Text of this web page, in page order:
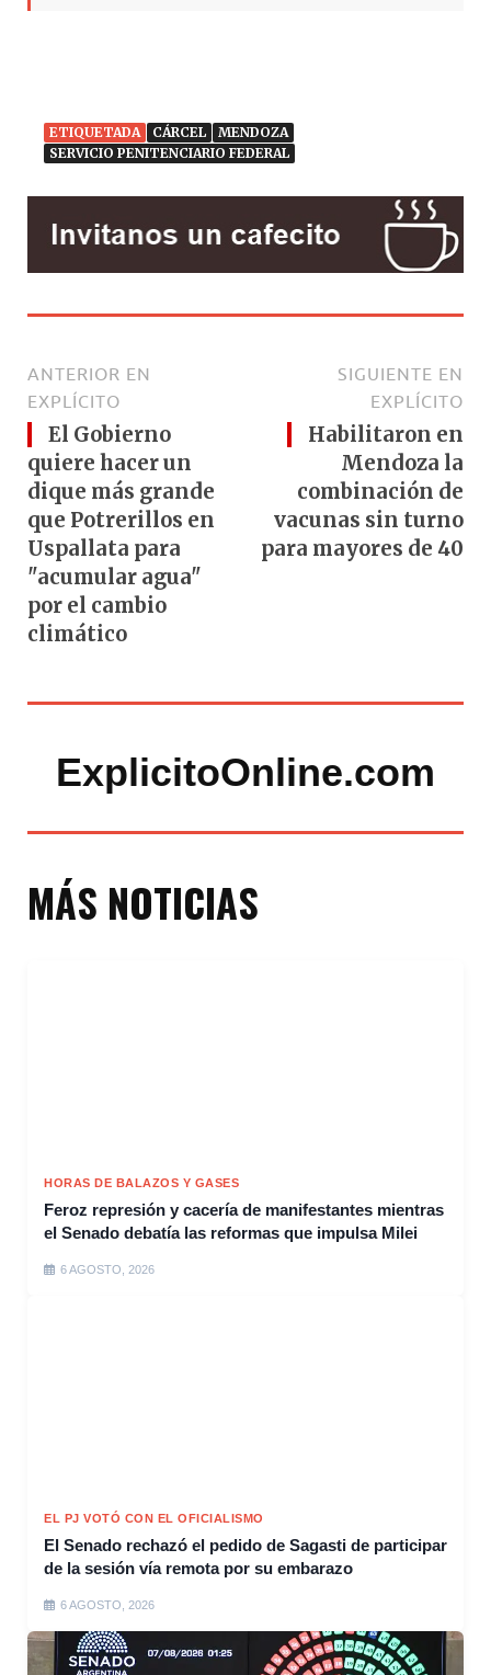
ETIQUETADA CÁRCEL
MENDOZA
SERVICIO PENITENCIARIO FEDERAL
ANTERIOR EN
EXPLÍCITO
El Gobierno
quiere hacer un
dique más grande
que Potrerillos en
Uspallata para
"acumular agua"
por el cambio
climático
SIGUIENTE EN
EXPLÍCITO
Habilitaron en
Mendoza la
combinación de
vacunas sin turno
para mayores de 40
ExplicitoOnline.com
MÁS NOTICIAS
HORAS DE BALAZOS Y GASES
Feroz represión y cacería de manifestantes mientras
el Senado debatía las reformas que impulsa Milei
6 AGOSTO, 2026
EL PJ VOTÓ CON EL OFICIALISMO
El Senado rechazó el pedido de Sagasti de participar
de la sesión vía remota por su embarazo
6 AGOSTO, 2026